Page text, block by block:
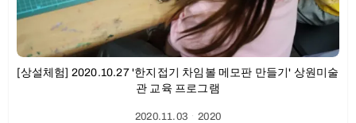
[상설체험] 2020.10.27 '한지접기 차임볼 메모판 만들기' 상원미술
관 교육 프로그램
2020.11.03ㆍ2020